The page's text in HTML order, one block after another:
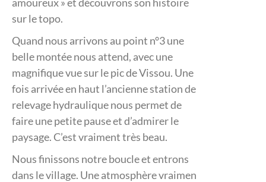
sur le topo.
Quand nous arrivons au point n°3 une
belle montée nous attend, avec une
magnifique vue sur le pic de Vissou. Une
fois arrivée en haut l’ancienne station de
relevage hydraulique nous permet de
faire une petite pause et d’admirer le
paysage. C’est vraiment très beau.
Nous finissons notre boucle et entrons
dans le village. Une atmosphère vraiment